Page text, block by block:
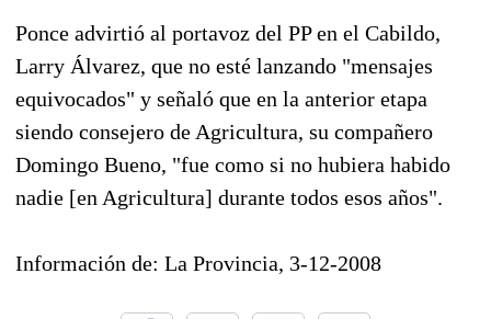
Ponce advirtió al portavoz del PP en el Cabildo,
Larry Álvarez, que no esté lanzando "mensajes
equivocados" y señaló que en la anterior etapa
siendo consejero de Agricultura, su compañero
Domingo Bueno, "fue como si no hubiera habido
nadie [en Agricultura] durante todos esos años".
Información de: La Provincia, 3-12-2008